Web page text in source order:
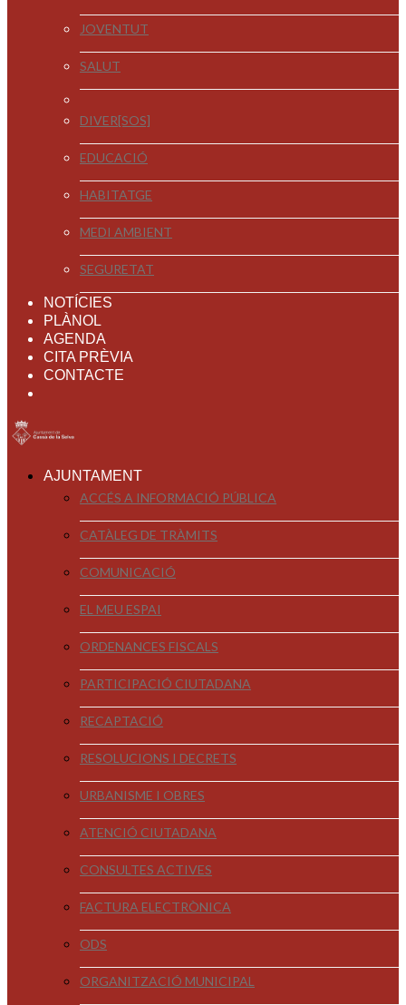
JOVENTUT
SALUT
DIVER[SOS]
EDUCACIÓ
HABITATGE
MEDI AMBIENT
SEGURETAT
NOTÍCIES
PLÀNOL
AGENDA
CITA PRÈVIA
CONTACTE
AJUNTAMENT
ACCÉS A INFORMACIÓ PÚBLICA
CATÀLEG DE TRÀMITS
COMUNICACIÓ
EL MEU ESPAI
ORDENANCES FISCALS
PARTICIPACIÓ CIUTADANA
RECAPTACIÓ
RESOLUCIONS I DECRETS
URBANISME I OBRES
ATENCIÓ CIUTADANA
CONSULTES ACTIVES
FACTURA ELECTRÒNICA
ODS
ORGANITZACIÓ MUNICIPAL